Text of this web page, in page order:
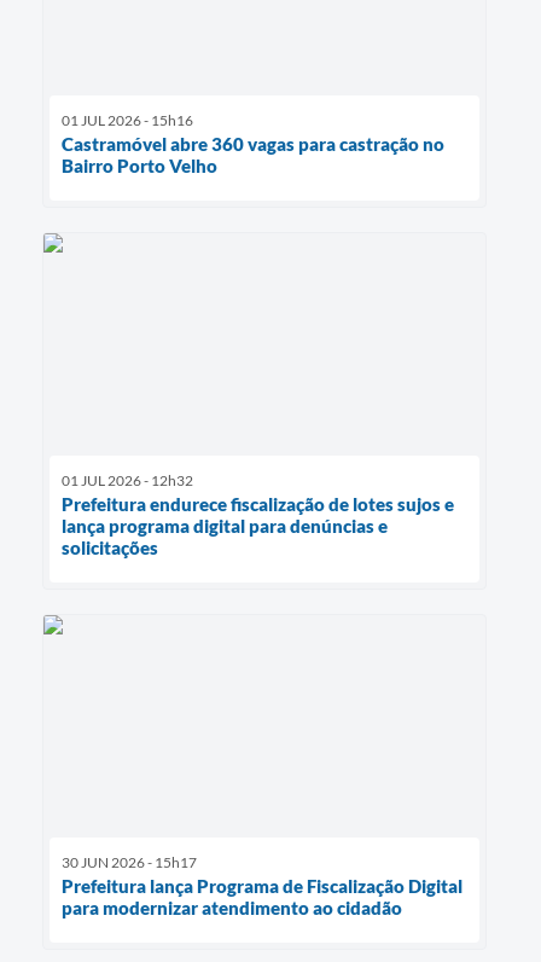
01 JUL 2026 - 15h16
Castramóvel abre 360 vagas para castração no
Bairro Porto Velho
01 JUL 2026 - 12h32
Prefeitura endurece fiscalização de lotes sujos e
lança programa digital para denúncias e
solicitações
30 JUN 2026 - 15h17
Prefeitura lança Programa de Fiscalização Digital
para modernizar atendimento ao cidadão